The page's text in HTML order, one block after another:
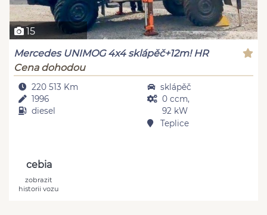
15
Mercedes UNIMOG 4x4 sklápěč+12m! HR
Cena dohodou
220 513 Km
1996
diesel
sklápěč
0 ccm,
92 kW
Teplice
cebia
zobrazit
historii vozu